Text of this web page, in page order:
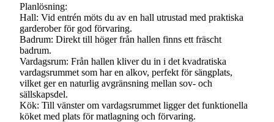
Planlösning:
Hall: Vid entrén möts du av en hall utrustad med praktiska
garderober för god förvaring.
Badrum: Direkt till höger från hallen finns ett fräscht
badrum.
Vardagsrum: Från hallen kliver du in i det kvadratiska
vardagsrummet som har en alkov, perfekt för sängplats,
vilket ger en naturlig avgränsning mellan sov- och
sällskapsdel.
Kök: Till vänster om vardagsrummet ligger det funktionella
köket med plats för matlagning och förvaring.